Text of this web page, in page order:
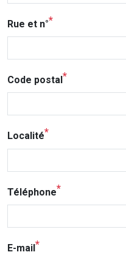
Rue et n°
Code postal
Localité
Téléphone
E-mail